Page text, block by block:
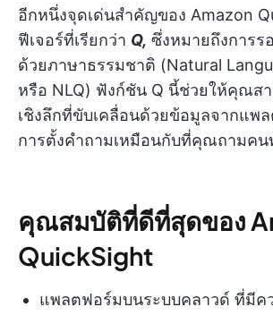
อีกหนึ่งจุดเด่นสำคัญของ Amazon
ฟีเจอร์ที่เรียกว่า Q, ซึ่งหมายถึงการร
ด้วยภาษาธรรมชาติ (Natural
หรือ NLQ) ฟังก์ชัน Q นี้ช่วยให้คุณส
เชิงลึกที่ขับเคลื่อนด้วยข้อมูลจากแพ
การตั้งคำถามเหมือนกับที่คุณถามคน
คุณสมบัติที่ดีที่สุดของ
QuickSight
แพลตฟอร์มบนระบบคลาวด์ ที่มีค